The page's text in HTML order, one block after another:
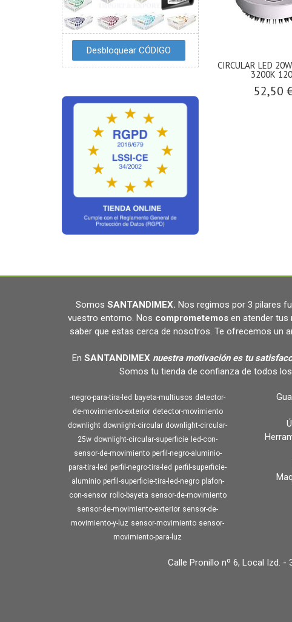
CIRCULAR LED
3200K
52,50
Somos SANTANDIMEX.Nos regimos por 3 pilares
vuestro entorno. Nos comprometemos en atender tus
saber que estas cerca de nosotros. Te ofrecemos un
EnSANTANDIMEX nuestra motivación es tu
Somos tu tienda de confianza de todos
-negro-para-tira-led bayeta-multiusos detector-
de-movimiento-exterior detector-movimiento
downlight downlight-circular downlight-circular-
25w downlight-circular-superficie led-con-
sensor-de-movimiento perfil-negro-aluminio-
para-tira-led perfil-negro-tira-led perfil-superficie-
aluminio perfil-superficie-tira-led-negro plafon-
con-sensor rollo-bayeta sensor-de-movimiento
sensor-de-movimiento-exterior sensor-de-
movimiento-y-luz sensor-movimiento sensor-
movimiento-para-luz
Calle Pronillo nº 6, Local Izd.